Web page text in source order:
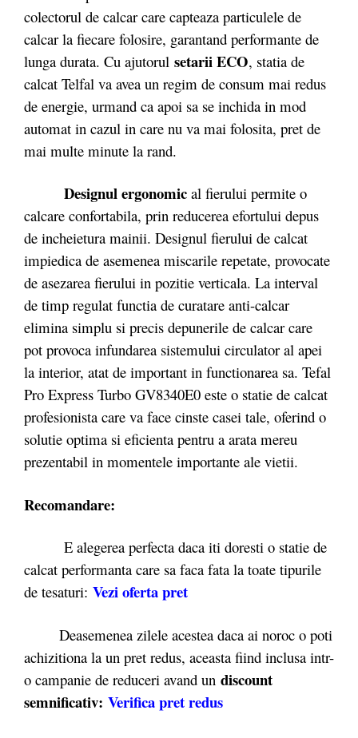
colectorul de calcar care capteaza particulele de
calcar la fiecare folosire, garantand performante de
lunga durata. Cu ajutorul setarii ECO, statia de
calcat Telfal va avea un regim de consum mai redus
de energie, urmand ca apoi sa se inchida in mod
automat in cazul in care nu va mai folosita, pret de
mai multe minute la rand.
Designul ergonomic al fierului permite o
calcare confortabila, prin reducerea efortului depus
de incheietura mainii. Designul fierului de calcat
impiedica de asemenea miscarile repetate, provocate
de asezarea fierului in pozitie verticala. La interval
de timp regulat functia de curatare anti-calcar
elimina simplu si precis depunerile de calcar care
pot provoca infundarea sistemului circulator al apei
la interior, atat de important in functionarea sa. Tefal
Pro Express Turbo GV8340E0 este o statie de calcat
profesionista care va face cinste casei tale, oferind o
solutie optima si eficienta pentru a arata mereu
prezentabil in momentele importante ale vietii.
Recomandare:
E alegerea perfecta daca iti doresti o statie de
calcat performanta care sa faca fata la toate tipurile
de tesaturi: Vezi oferta pret
Deasemenea zilele acestea daca ai noroc o poti
achizitiona la un pret redus, aceasta fiind inclusa intr-
o campanie de reduceri avand un discount
semnificativ: Verifica pret redus